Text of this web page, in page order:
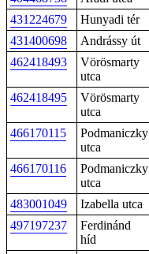
431224679
Hunyadi tér
431400698
Andrássy út
462418493
Vörösmarty
utca
462418495
Vörösmarty
utca
466170115
Podmaniczky
utca
466170116
Podmaniczky
utca
483001049 Izabella utca
497197237
Ferdinánd
híd